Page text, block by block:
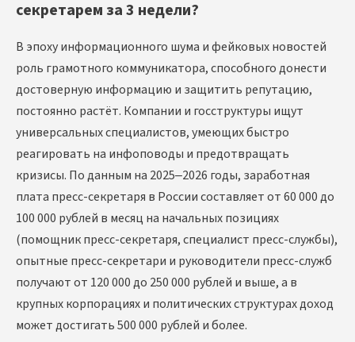
секретарем за 3 недели?
В эпоху информационного шума и фейковых новостей
роль грамотного коммуникатора, способного донести
достоверную информацию и защитить репутацию,
постоянно растёт. Компании и госструктуры ищут
универсальных специалистов, умеющих быстро
реагировать на инфоповоды и предотвращать
кризисы. По данным на 2025–2026 годы, заработная
плата пресс-секретаря в России составляет от 60 000 до
100 000 рублей в месяц на начальных позициях
(помощник пресс-секретаря, специалист пресс-службы),
опытные пресс-секретари и руководители пресс-служб
получают от 120 000 до 250 000 рублей и выше, а в
крупных корпорациях и политических структурах доход
может достигать 500 000 рублей и более.